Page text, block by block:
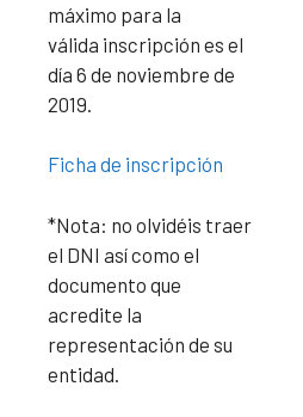
máximo para la
válida inscripción es el
día 6 de noviembre de
2019.
Ficha de inscripción
*Nota: no olvidéis traer
el DNI así como el
documento que
acredite la
representación de su
entidad.